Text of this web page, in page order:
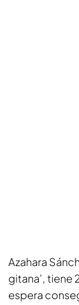
Azahara
gitana’, tiene
espera